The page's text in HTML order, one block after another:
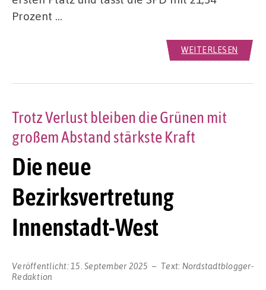
Prozent …
WEITERLESEN
Die neue
Bezirksvertretung
Innenstadt-West
Trotz Verlust bleiben die Grünen mit
großem Abstand stärkste Kraft
Veröffentlicht: 15. September 2025 Text: Nordstadtblogger-
Redaktion